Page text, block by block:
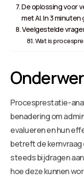
De oplossing voor
met AI. In 3
Veelgestelde
Wat is
Procesprestatie-
benadering om
evalueren en hun
betreft de
steeds bijdragen
hoe deze kunnen